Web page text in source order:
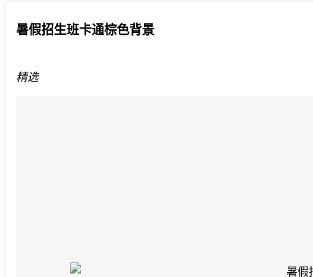
暑假招生班卡通棕色背景
精选